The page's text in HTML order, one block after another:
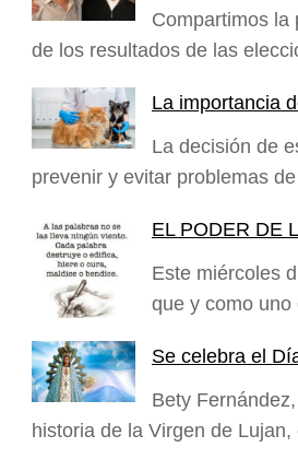
Compartimos la
de los resultados de las
La importancia
La decisión de
prevenir y evitar problemas
EL PODER DE
Este miércoles
que y como
Se celebra el
Bety
historia de la Virgen de